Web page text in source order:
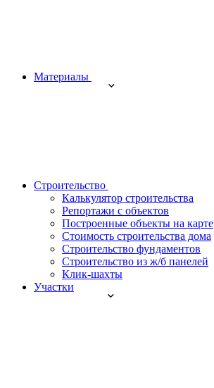
Материалы
Строительство
Калькулятор строительства
Репортажи с объектов
Построенные объекты на карте
Стоимость строительства дома
Строительство фундаментов
Строительство из ж/б панелей
Клик-шахты
Участки